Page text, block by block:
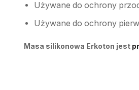
Używane do ochrony
Używane do ochrony
Masa silikonowa Erkoton jest